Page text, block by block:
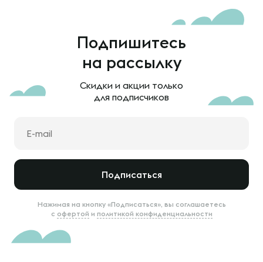
Подпишитесь
на рассылку
Скидки и акции только
для подписчиков
Подписаться
Нажимая на кнопку «Подписаться», вы соглашаетесь
с офертой и политикой конфиденциальности